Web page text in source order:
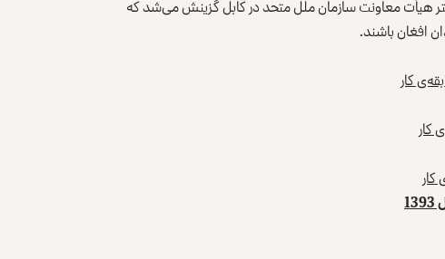
هیأت معاونت سازمان ملل متحد در کابل گزینش می‌شد که
افغان باشند.